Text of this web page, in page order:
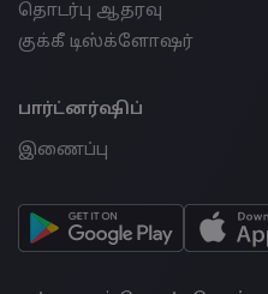
தொடர்பு ஆதரவு
குக்கீ டிஸ்க்ளோஷர்
பார்ட்னர்ஷிப்
இணைப்பு